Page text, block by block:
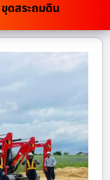
ดสระถมดิน